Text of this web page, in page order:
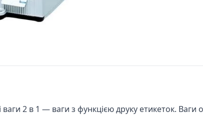
ваги 2 в 1 — ваги з функцією друку етикеток.